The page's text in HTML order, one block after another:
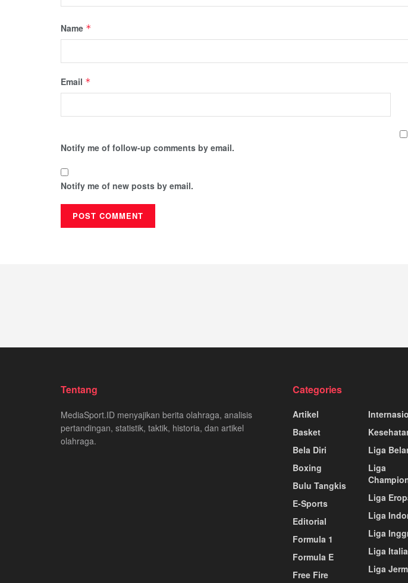
Name *
Email *
Notify me of follow-up comments by email.
Notify me of new posts by email.
Tentang
MediaSport.ID menyajikan berita olahraga, analisis
pertandingan, statistik, taktik, historia, dan artikel
olahraga.
Categories
Artikel
Basket
Bela Diri
Boxing
Bulu Tangkis
E-Sports
Editorial
Formula 1
Formula E
Free Fire
Liga
Liga
Liga
Liga
Liga
Liga Italia
Liga